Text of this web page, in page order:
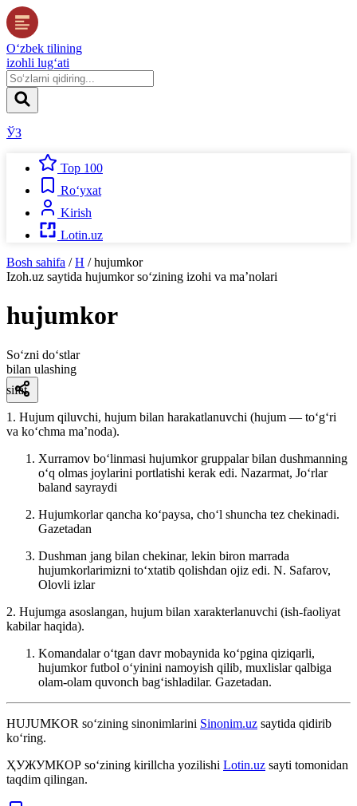
O‘zbek tilining
izohli lug‘ati
ЎЗ
Top 100
Ro‘yxat
Kirish
Lotin.uz
Bosh sahifa / H / hujumkor
Izoh.uz saytida hujumkorso‘zining izohi va ma’nolari
hujumkor
So‘zni do‘stlar
bilan ulashing
sifat
1. Hujum qiluvchi, hujum bilan harakatlanuvchi (hujum — toʻgʻri
va koʻchma maʼnoda).
Xurramov boʻlinmasi hujumkor gruppalar bilan dushmanning
oʻq olmas joylarini portlatishi kerak edi. Nazarmat, Joʻrlar
baland sayraydi
Hujumkorlar qancha koʻpaysa, choʻl shuncha tez chekinadi.
Gazetadan
Dushman jang bilan chekinar, lekin biron marrada
hujumkorlarimizni toʻxtatib qolishdan ojiz edi. N. Safarov,
Olovli izlar
2. Hujumga asoslangan, hujum bilan xarakterlanuvchi (ish-faoliyat
kabilar haqida).
Komandalar oʻtgan davr mobaynida koʻpgina qiziqarli,
hujumkor futbol oʻyinini namoyish qilib, muxlislar qalbiga
olam-olam quvonch bagʻishladilar. Gazetadan.
HUJUMKOR so‘zining sinonimlarini Sinonim.uz saytida qidirib
ko‘ring.
ҲУЖУМКОР so‘zining kirillcha yozilishi Lotin.uz sayti tomonidan
taqdim qilingan.